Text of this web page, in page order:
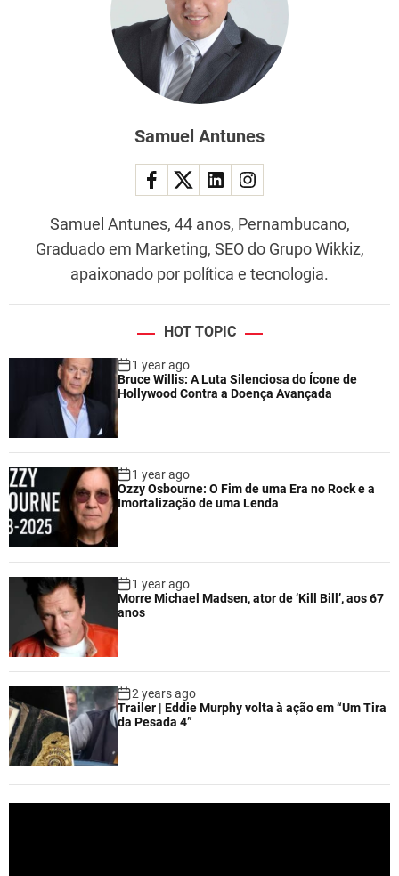
Samuel Antunes
Samuel Antunes, 44 anos, Pernambucano,
Graduado em Marketing, SEO do Grupo Wikkiz,
apaixonado por política e tecnologia.
HOT TOPIC
1 year ago
Bruce Willis: A Luta Silenciosa do Ícone de
Hollywood Contra a Doença Avançada
1 year ago
Ozzy Osbourne: O Fim de uma Era no Rock e a
Imortalização de uma Lenda
1 year ago
Morre Michael Madsen, ator de ‘Kill Bill’, aos 67
anos
2 years ago
Trailer | Eddie Murphy volta à ação em “Um Tira
da Pesada 4”